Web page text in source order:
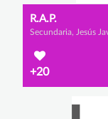
R.A.P.
+20